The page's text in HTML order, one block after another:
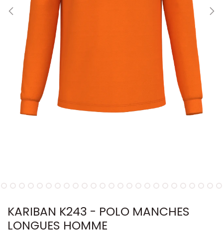
KARIBAN K243 - POLO MANCHES
LONGUES HOMME